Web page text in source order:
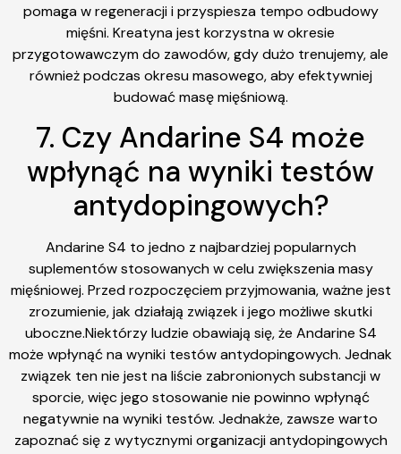
pomaga w regeneracji i przyspiesza tempo odbudowy
mięśni. Kreatyna jest korzystna w okresie
przygotowawczym do zawodów, gdy dużo trenujemy, ale
również podczas okresu masowego, aby efektywniej
budować masę mięśniową.
7. Czy Andarine S4 może
wpłynąć na wyniki testów
antydopingowych?
Andarine S4 to jedno z najbardziej popularnych
suplementów stosowanych w celu zwiększenia masy
mięśniowej. Przed rozpoczęciem przyjmowania, ważne jest
zrozumienie, jak działają związek i jego możliwe skutki
uboczne.Niektórzy ludzie obawiają się, że Andarine S4
może wpłynąć na wyniki testów antydopingowych. Jednak
związek ten nie jest na liście zabronionych substancji w
sporcie, więc jego stosowanie nie powinno wpłynąć
negatywnie na wyniki testów. Jednakże, zawsze warto
zapoznać się z wytycznymi organizacji antydopingowych